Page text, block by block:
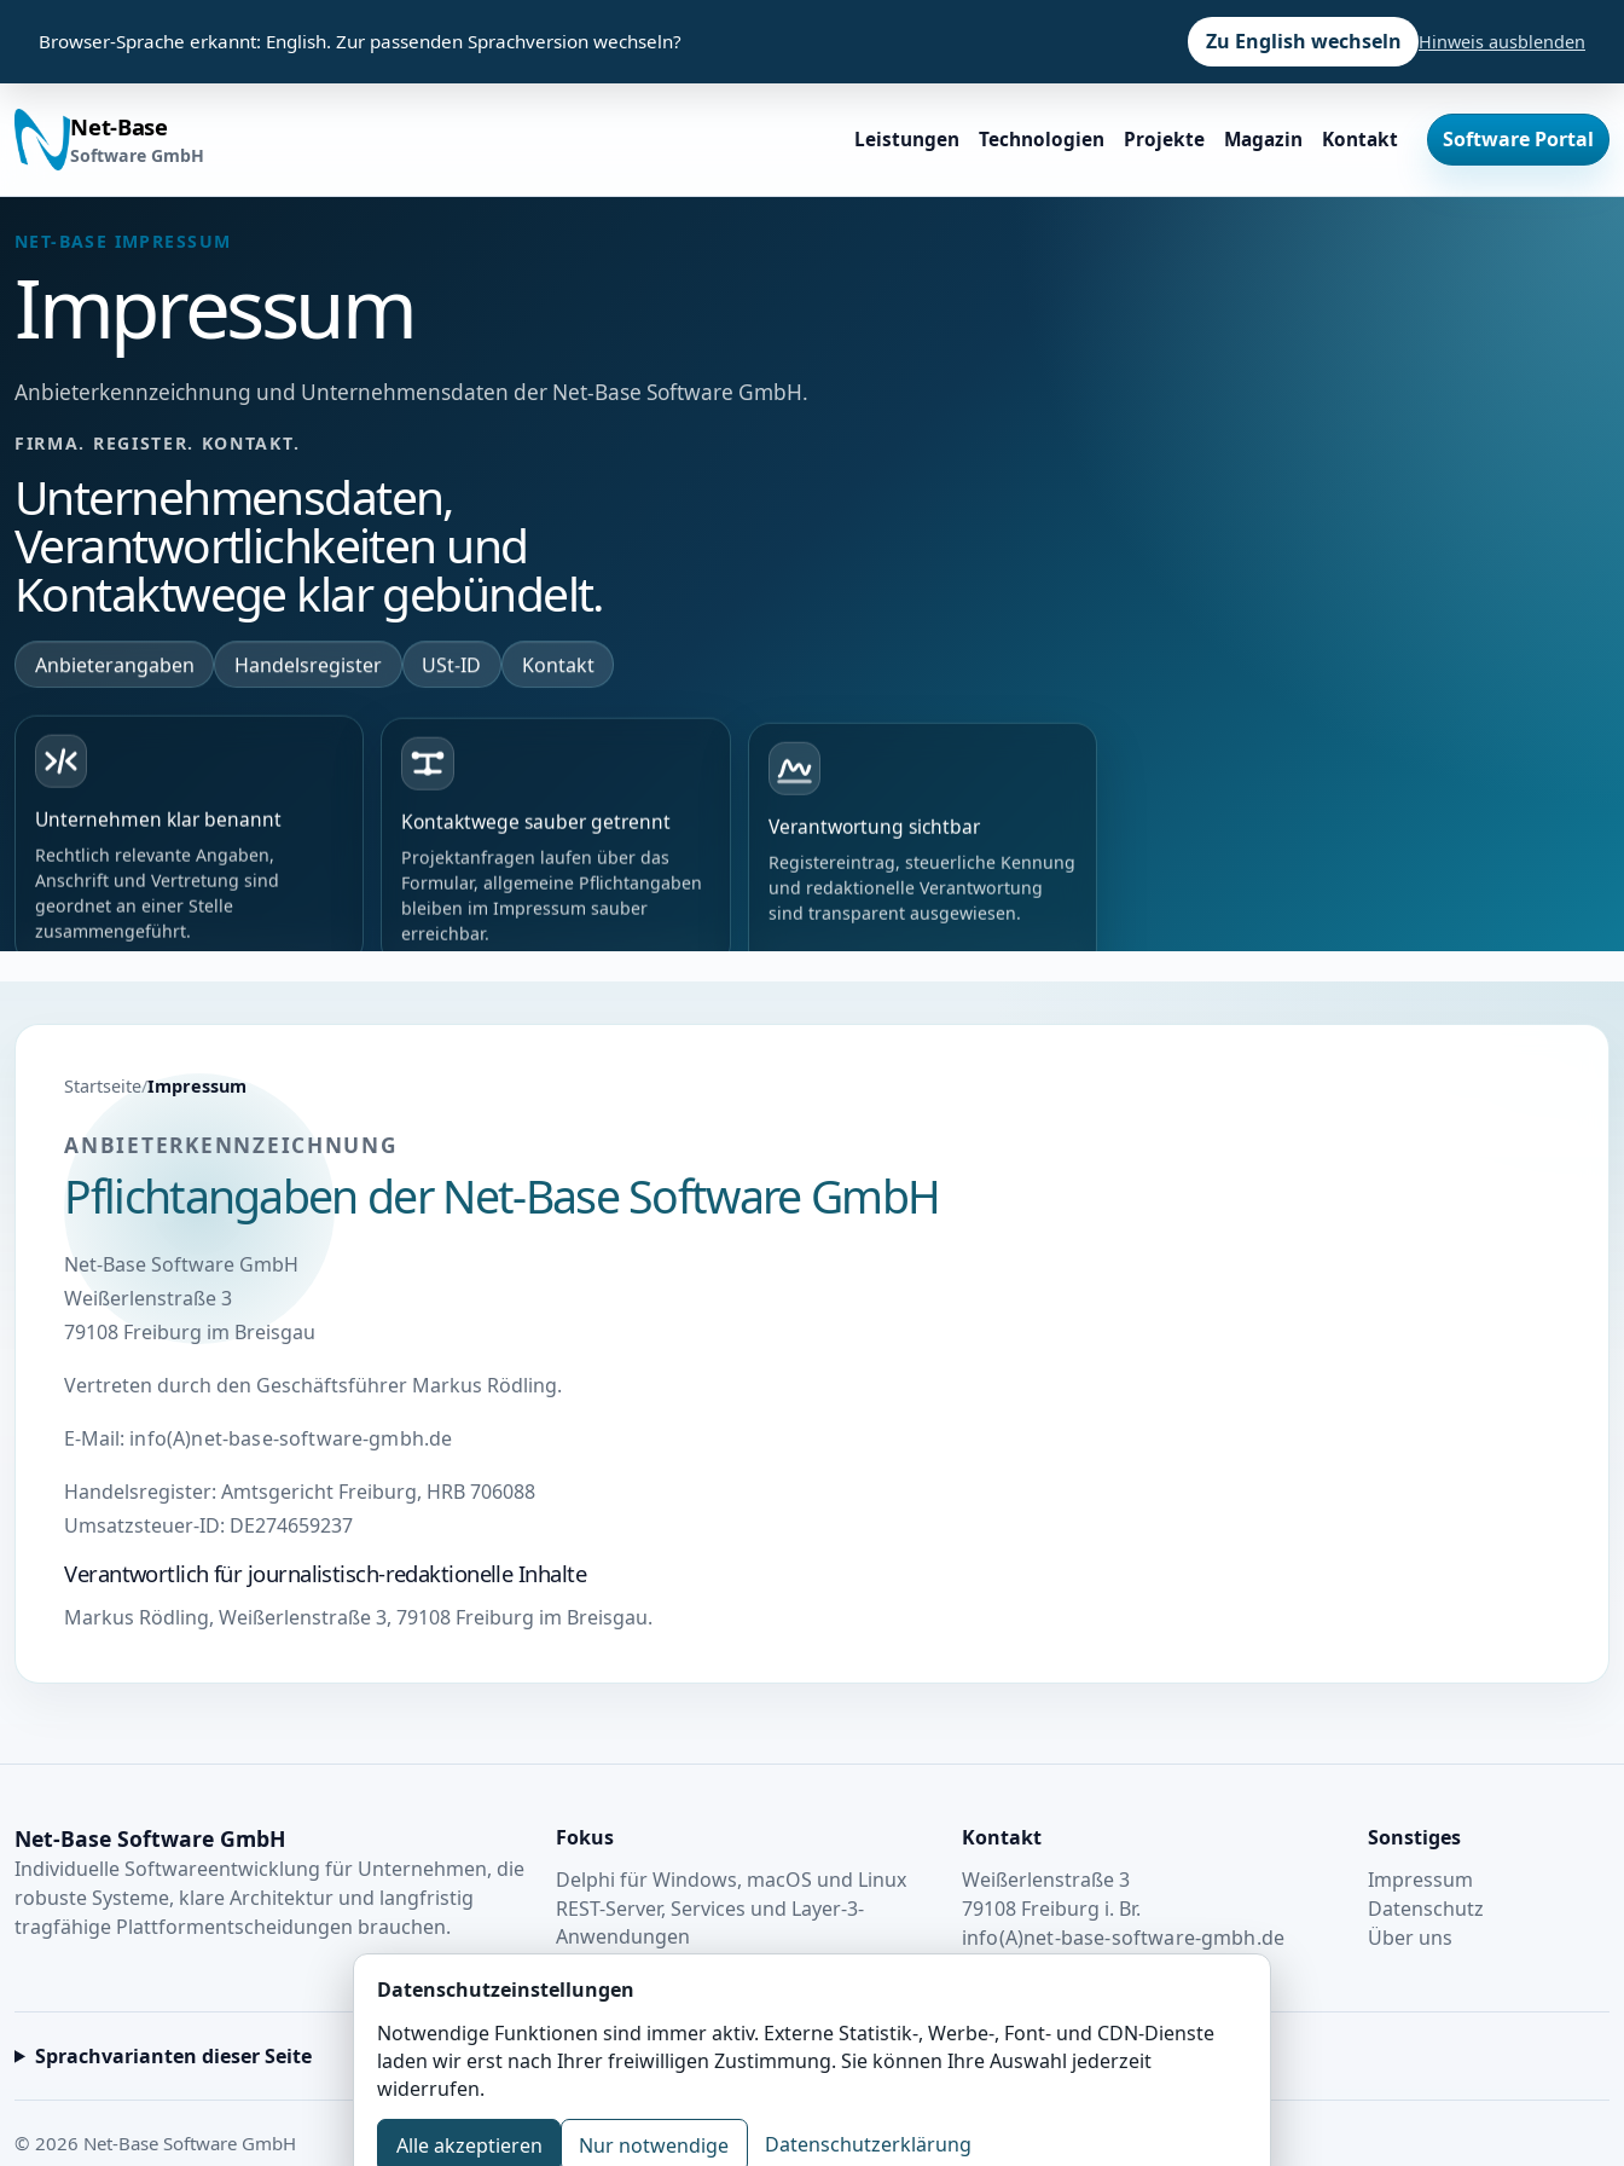
Browser-Sprache erkannt: English. Zur passenden Sprachversion wechseln? Zu English wechseln Hinweis ausblenden
Net-Base
Software GmbH
Leistungen Technologien Projekte Magazin Kontakt Software Portal
SOFTWARE
DE274659237
NET-BASE IMPRESSUM
Impressum
Anbieterkennzeichnung und Unternehmensdaten der Net-Base Software GmbH.
FIRMA. REGISTER. KONTAKT.
Unternehmensdaten,
Verantwortlichkeiten und
Kontaktwege klar gebündelt.
Anbieterangaben Handelsregister USt-ID Kontakt
Unternehmen klar benannt
Rechtlich relevante Angaben,
Anschrift und Vertretung sind
geordnet an einer Stelle
zusammengeführt.
Kontaktwege sauber getrennt
Projektanfragen laufen über das
Formular, allgemeine Pflichtangaben
bleiben im Impressum sauber
erreichbar.
Verantwortung sichtbar
Registereintrag, steuerliche Kennung
und redaktionelle Verantwortung
sind transparent ausgewiesen.
Startseite Impressum
ANBIETERKENNZEICHNUNG
Pflichtangaben der Net-Base Software GmbH
Net-Base Software GmbH
Weißerlenstraße 3
79108 Freiburg im Breisgau
Vertreten durch den Geschäftsführer Markus Rödling.
E-Mail: info(A)net-base-software-gmbh.de
Handelsregister: Amtsgericht Freiburg, HRB 706088
Umsatzsteuer-ID: DE274659237
Verantwortlich für journalistisch-redaktionelle Inhalte
Markus Rödling, Weißerlenstraße 3, 79108 Freiburg im Breisgau.
Net-Base Software GmbH
Individuelle Softwareentwicklung für Unternehmen, die
robuste Systeme, klare Architektur und langfristig
tragfähige Plattformentscheidungen brauchen.
Fokus
Delphi für Windows, macOS und Linux
REST-Server, Services und Layer-3-
Anwendungen
Kontakt
Weißerlenstraße 3
79108 Freiburg i. Br.
info(A)net-base-software-gmbh.de
Sonstiges
Impressum
Datenschutz
Über uns
Sprachvarianten dieser Seite
© 2026 Net-Base Software GmbH
Datenschutzeinstellungen
Notwendige Funktionen sind immer aktiv. Externe Statistik-, Werbe-, Font- und CDN-Dienste
laden wir erst nach Ihrer freiwilligen Zustimmung. Sie können Ihre Auswahl jederzeit
widerrufen.
Alle akzeptieren Nur notwendige Datenschutzerklärung